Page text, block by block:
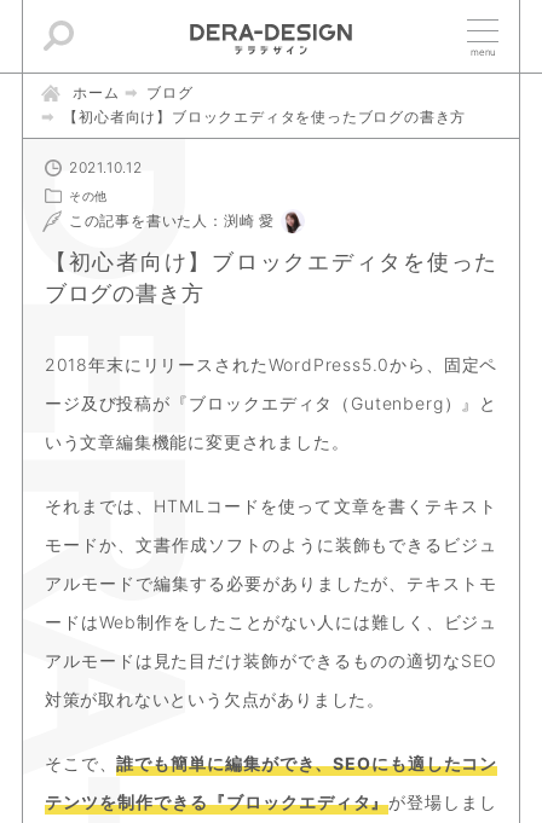
ホーム
ブログ
【初心者向け】ブロックエディタを使ったブログの書き方
2021.10.12
その他
この記事を書いた人：渕崎 愛
【初心者向け】ブロックエディタを使った
ブログの書き方
2018年末にリリースされたWordPress5.0から、固定ペ
ージ及び投稿が『ブロックエディタ（Gutenberg）』と
いう文章編集機能に変更されました。
それまでは、HTMLコードを使って文章を書くテキスト
モードか、文書作成ソフトのように装飾もできるビジュ
アルモードで編集する必要がありましたが、テキストモ
ードはWeb制作をしたことがない人には難しく、ビジュ
アルモードは見た目だけ装飾ができるものの適切なSEO
対策が取れないという欠点がありました。
そこで、誰でも簡単に編集ができ、SEOにも適したコン
テンツを制作できる『ブロックエディタ』が登場しまし